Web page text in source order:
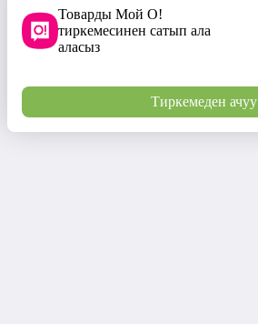
Товарды Мой О!
тиркемесинен сатып ала
аласыз
Тиркемеден ачуу